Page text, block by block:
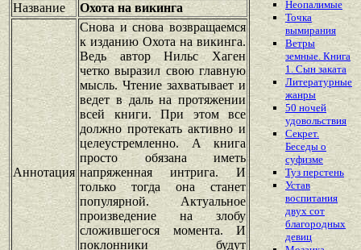
Название
Охота на викинга
Аннотация
Снова и снова возвращаемся
к изданию Охота на викинга.
Ведь автор Нильс Хаген
четко выразил свою главную
мысль. Чтение захватывает и
ведет в даль на протяжении
всей книги. При этом все
должно протекать активно и
целеустремленно. А книга
просто обязана иметь
напряженная интрига. И
только тогда она станет
популярной. Актуальное
произведение на злобу
сложившегося момента. И
поклонники будут
Неопалимые
Точка
вымирания
Ветры
земные. Книга
1. Сын заката
Литературные
жанры
50 ночей
удовольствия
Секрет.
Беседы о
суфизме
Туз перстень
Устав
воспитания
двух сот
благородных
девиц